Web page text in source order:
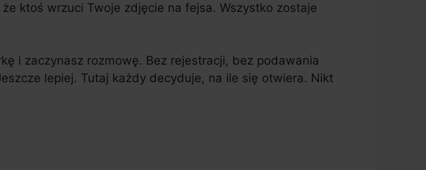
ktoś wrzuci Twoje zdjęcie na fejsa. Wszystko zostaje
i zaczynasz rozmowę. Bez rejestracji, bez podawania
lepiej. Tutaj każdy decyduje, na ile się otwiera. Nikt